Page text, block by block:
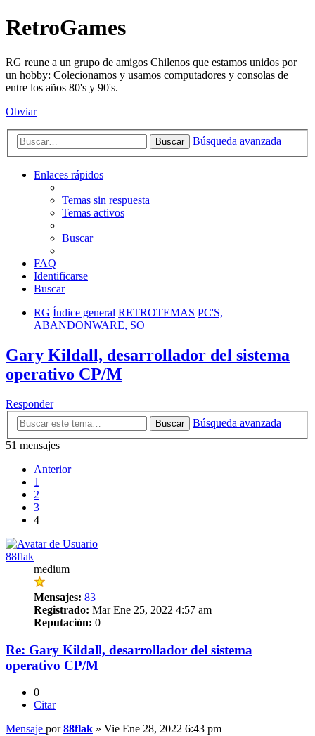
RetroGames
RG reune a un grupo de amigos Chilenos que estamos unidos por
un hobby: Colecionamos y usamos computadores y consolas de
entre los años 80's y 90's.
Obviar
Buscar Búsqueda avanzada
Enlaces rápidos
Temas sin respuesta
Temas activos
Buscar
FAQ
Identificarse
Buscar
RG Índice general RETROTEMAS PC'S,
ABANDONWARE, SO
Gary Kildall, desarrollador del sistema
operativo CP/M
Responder
Buscar
Búsqueda avanzada
51 mensajes
Anterior
1
2
3
4
88flak
medium
Mensajes: 83
Registrado: Mar Ene 25, 2022 4:57 am
Reputación: 0
Re: Gary Kildall, desarrollador del sistema
operativo CP/M
0
Citar
Mensaje por88flak » Vie Ene 28, 2022 6:43 pm